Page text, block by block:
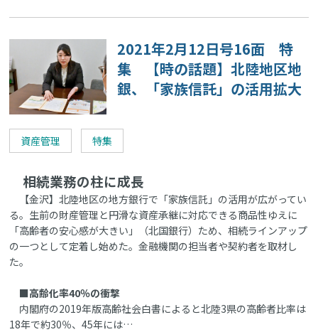
2021年2月12日号16面 特
集 【時の話題】北陸地区地
銀、「家族信託」の活用拡大
資産管理 特集
相続業務の柱に成長
【金沢】北陸地区の地方銀行で「家族信託」の活用が広がってい
る。生前の財産管理と円滑な資産承継に対応できる商品性ゆえに
「高齢者の安心感が大きい」（北国銀行）ため、相続ラインアップ
の一つとして定着し始めた。金融機関の担当者や契約者を取材し
た。
■高齢化率40％の衝撃
内閣府の2019年版高齢社会白書によると北陸3県の高齢者比率は
18年で約30％、45年には…